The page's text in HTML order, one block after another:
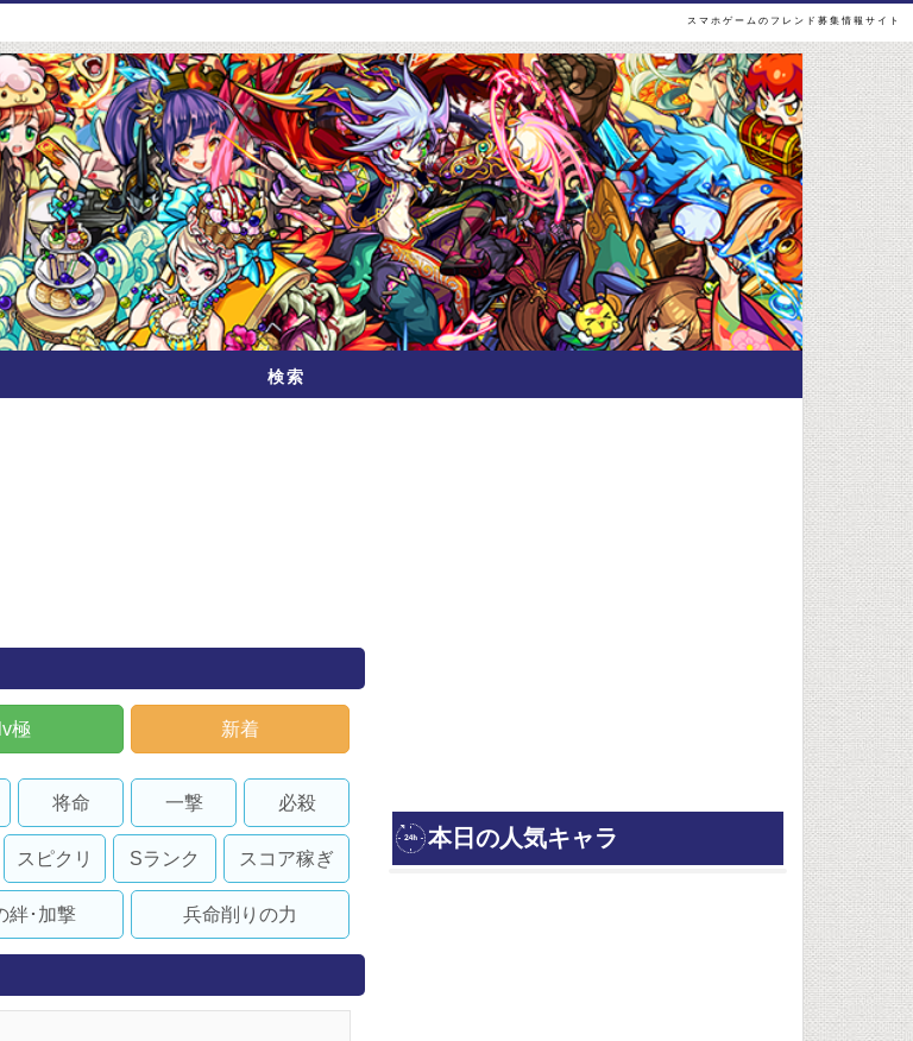
スマホゲームのフレンド募集情報サイト
検索
lv極 新着
将命 一撃 必殺
スピクリ Sランク スコア稼ぎ
絆･加撃 兵命削りの力